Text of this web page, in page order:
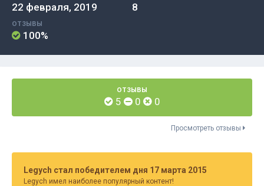
22 февраля, 2019 8
ОТЗЫВЫ
100%
ОТЗЫВЫ
5 0 0
Просмотреть отзывы
Legych стал победителем дня 17 марта 2015
Legych имел наиболее популярный контент!